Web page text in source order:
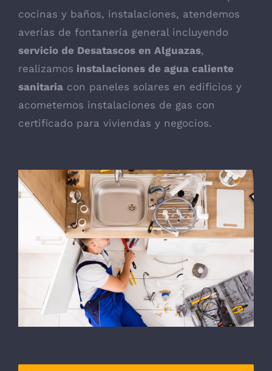
cocinas y baños, instalaciones, atendemos
averías de fontanería general incluyendo
servicio de Desatascos en Alguazas,
realizamos instalaciones de agua caliente
sanitaria con paneles solares en edificios y
acometemos instalaciones de gas con
certificado para viviendas y negocios.